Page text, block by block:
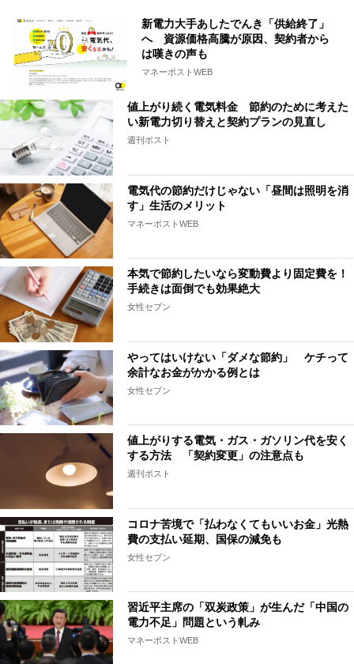
新電力大手あしたでんき「供給終了」
へ 資源価格高騰が原因、契約者から
は嘆きの声も
マネーポストWEB
値上がり続く電気料金 節約のために考えた
い新電力切り替えと契約プランの見直し
週刊ポスト
電気代の節約だけじゃない「昼間は照明を消
す」生活のメリット
マネーポストWEB
本気で節約したいなら変動費より固定費を！
手続きは面倒でも効果絶大
女性セブン
やってはいけない「ダメな節約」 ケチって
余計なお金がかかる例とは
女性セブン
値上がりする電気・ガス・ガソリン代を安く
する方法 「契約変更」の注意点も
週刊ポスト
コロナ苦境で「払わなくてもいいお金」光熱
費の支払い延期、国保の減免も
女性セブン
習近平主席の「双炭政策」が生んだ「中国の
電力不足」問題という軋み
マネーポストWEB